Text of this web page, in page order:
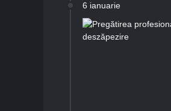
6 ianuarie